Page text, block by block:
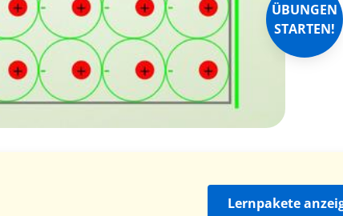
ÜBUNGEN
STARTEN!
Lernpakete